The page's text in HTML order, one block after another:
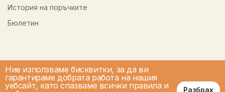
Ние използваме бисквитки, за да ви
гарантираме добрата работа на нашия
уебсайт, като спазваме всички правила и
Разбрах
История на поръчките
Бюлетин